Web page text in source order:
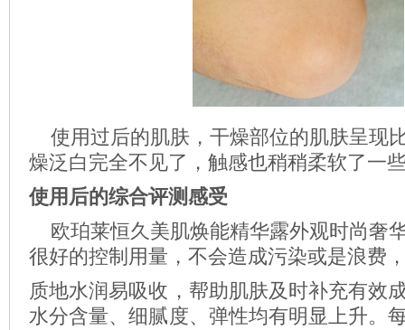
使用过后的肌肤，干燥部位的肌肤呈现
燥泛白完全不见了，触感也稍稍柔软了一
使用后的综合评测感受
欧珀莱恒久美肌焕能精华露外观时尚奢
很好的控制用量，不会造成污染或是浪费
质地水润易吸收，帮助肌肤及时补充有效
水分含量、细腻度、弹性均有明显上升。